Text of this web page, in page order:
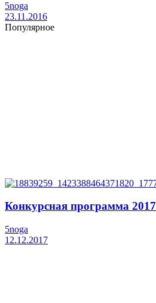
5noga
23.11.2016
Популярное
Конкурсная программа 2017
5noga
12.12.2017